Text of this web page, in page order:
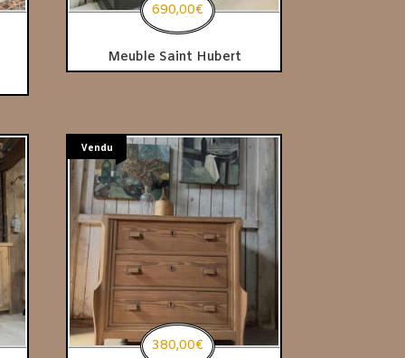
Meuble Saint Hubert
690,00€
Vendu
380,00€